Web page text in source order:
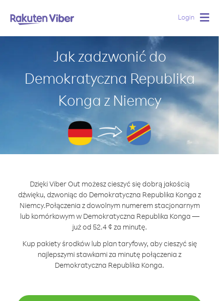
Login
Jak zadzwonić do
Demokratyczna Republika
Konga z Niemcy
Dzięki Viber Out możesz cieszyć się dobrą jakością
dźwięku, dzwoniąc do Demokratyczna Republika Konga z
Niemcy.Połączenia z dowolnym numerem stacjonarnym
lub komórkowym w Demokratyczna Republika Konga —
już od 52.4 ¢ za minutę.
Kup pakiety środków lub plan taryfowy, aby cieszyć się
najlepszymi stawkami za minutę połączenia z
Demokratyczna Republika Konga.